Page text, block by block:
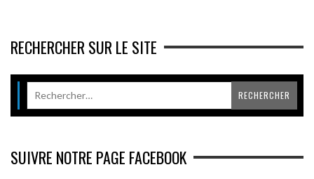
RECHERCHER SUR LE SITE
SUIVRE NOTRE PAGE FACEBOOK